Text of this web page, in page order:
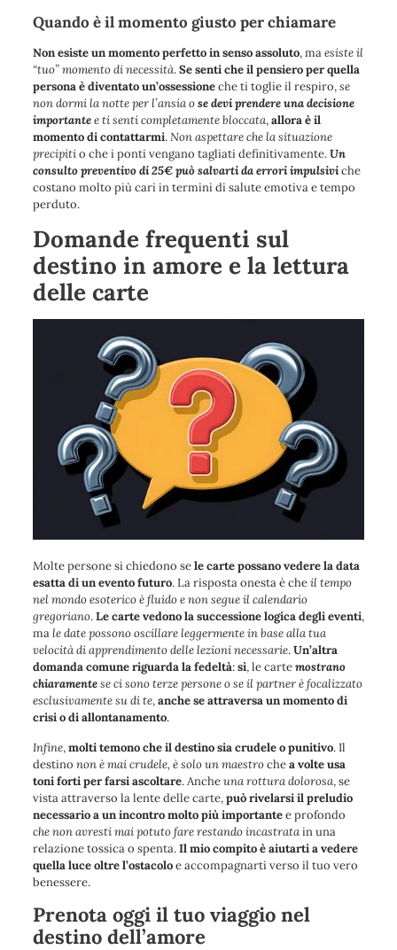
Quando è il momento giusto per chiamare
Non esiste un momento perfetto in senso assoluto, maesiste il
“tuo” momento di necessità.Se senti che il pensiero per quella
persona è diventato un’ossessioneche ti toglie il respiro,se
non dormi la notte per l’ansiaose devi prendere una decisione
importantee ti senti completamente bloccata,allora è il
momento di contattarmi.Non aspettare che la situazione
precipitio che i ponti vengano tagliati definitivamente.Un
consulto preventivo di 25€ può salvarti da errori impulsiviche
costano molto più cari in termini di salute emotiva e tempo
perduto.
Domande frequenti sul
destino in amore e la lettura
delle carte
Molte persone si chiedono sele carte possano vedere la data
esatta di un evento futuro. La risposta onesta è cheil tempo
nel mondo esoterico è fluido e non segue il calendario
gregoriano.Le carte vedono la successione logica degli eventi,
male date possono oscillare leggermente in base alla tua
velocità di apprendimento delle lezioni necessarie.Un’altra
domanda comune riguarda la fedeltà:sì, le cartemostrano
chiaramentese ci sono terze persone o se il partner è focalizzato
esclusivamente su di te,anche se attraversa un momento di
crisi o di allontanamento.
Infine,molti temono che il destino sia crudele o punitivo. Il
destino non è mai crudele, è solo un maestrochea volte usa
toni forti per farsi ascoltare. Ancheuna rottura dolorosa, se
vista attraverso la lente delle carte,può rivelarsi il preludio
necessario a un incontro molto più importantee profondo
che non avresti mai potuto fare restando incastratain una
relazione tossica o spenta.Il mio compito è aiutarti a vedere
quella luce oltre l’ostacoloe accompagnarti verso il tuo vero
benessere.
Prenota oggi il tuo viaggio nel
destino dell’amore